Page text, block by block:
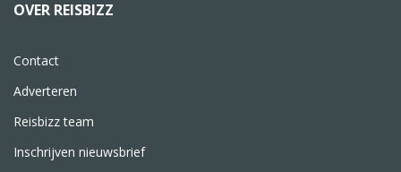
OVER REISBIZZ
Contact
Adverteren
Reisbizz team
Inschrijven nieuwsbrief